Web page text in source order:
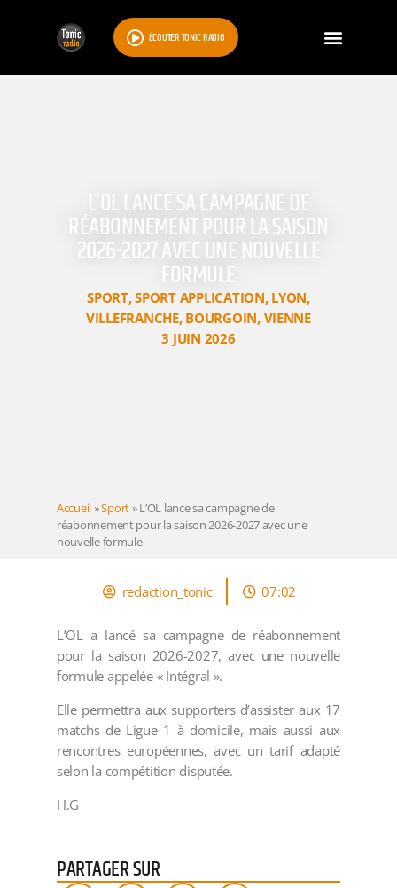
ÉCOUTER TONIC RADIO
L’OL LANCE SA CAMPAGNE DE
RÉABONNEMENT POUR LA SAISON
2026-2027 AVEC UNE NOUVELLE
FORMULE
SPORT,SPORT APPLICATION, LYON,
VILLEFRANCHE, BOURGOIN, VIENNE
3 JUIN 2026
Accueil»Sport»L’OL lance sa campagne de
réabonnement pour la saison 2026-2027 avec une
nouvelle formule
redaction_tonic 07:02
L’OL a lancé sa campagne de réabonnement
pour la saison 2026-2027, avec une nouvelle
formule appelée « Intégral ».
Elle permettra aux supporters d’assister aux 17
matchs de Ligue 1 à domicile, mais aussi aux
rencontres européennes, avec un tarif adapté
selon la compétition disputée.
H.G
PARTAGER SUR